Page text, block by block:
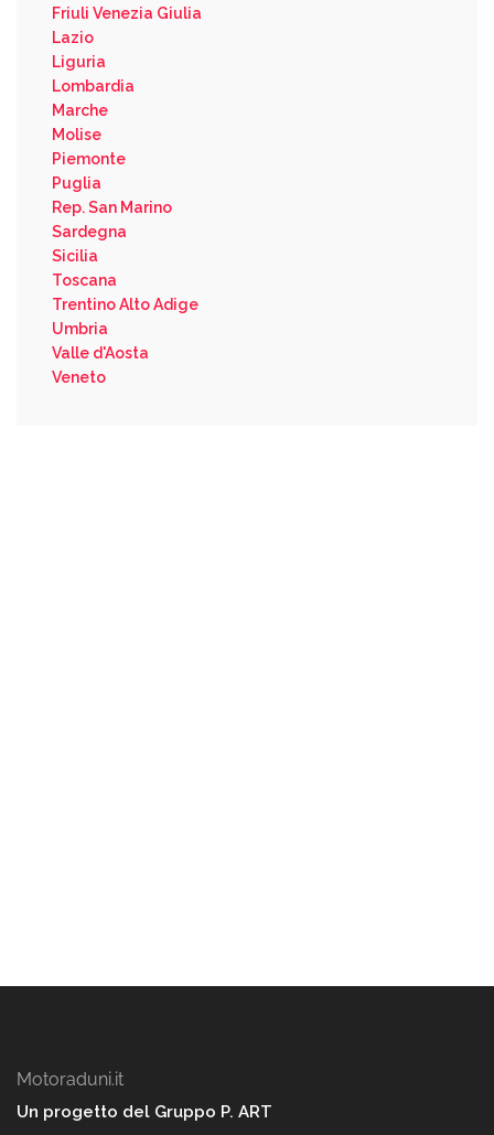
Friuli Venezia Giulia
Lazio
Liguria
Lombardia
Marche
Molise
Piemonte
Puglia
Rep. San Marino
Sardegna
Sicilia
Toscana
Trentino Alto Adige
Umbria
Valle d'Aosta
Veneto
Motoraduni.it
Un progetto del Gruppo P. ART